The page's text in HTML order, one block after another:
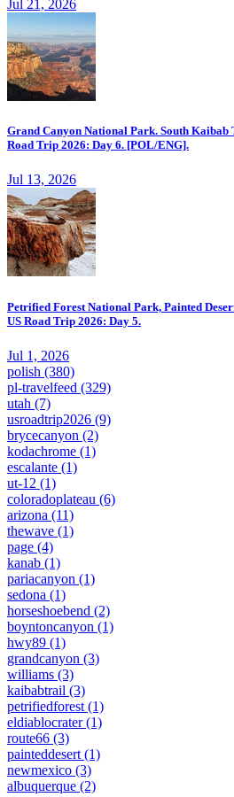
Jul 21, 2026
Grand Canyon National Park. South Kaibab
Road Trip 2026: Day 6. [POL/ENG].
Jul 13, 2026
Petrified Forest National Park, Painted
US Road Trip 2026: Day 5.
Jul 1, 2026
polish (380)
pl-travelfeed (329)
utah (7)
usroadtrip2026 (9)
brycecanyon (2)
kodachrome (1)
escalante (1)
ut-12 (1)
coloradoplateau (6)
arizona (11)
thewave (1)
page (4)
kanab (1)
pariacanyon (1)
sedona (1)
horseshoebend (2)
boyntoncanyon (1)
hwy89 (1)
grandcanyon (3)
williams (3)
kaibabtrail (3)
petrifiedforest (1)
eldiablocrater(1)
route66 (3)
painteddesert (1)
newmexico (3)
albuquerque (2)